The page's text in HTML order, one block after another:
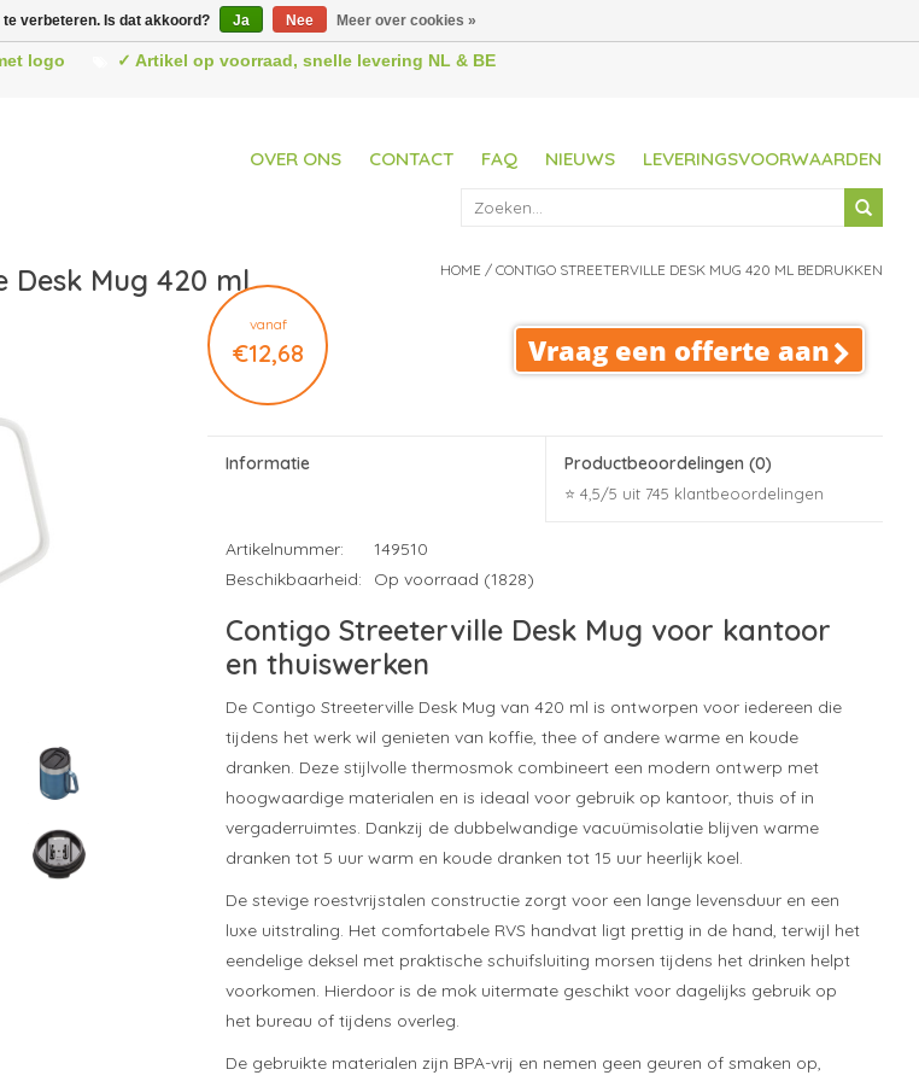
logo
✓ Artikel op voorraad, snelle levering NL & BE
OVER ONS CONTACT FAQ NIEUWS LEVERINGSVOORWAARDEN
Desk Mug 420 ml HOME / CONTIGO STREETERVILLE DESK MUG 420 ML BEDRUKKEN
vanaf
€12,68 Vraag een offerte aan
Informatie Productbeoordelingen(0)
⭐ 4,5/5 uit 745 klantbeoordelingen
Artikelnummer:
149510
Beschikbaarheid:
Op voorraad (1828)
Contigo Streeterville Desk Mug voor kantoor
en thuiswerken
De Contigo Streeterville Desk Mug van 420 ml is ontworpen voor iedereen die
tijdens het werk wil genieten van koffie, thee of andere warme en koude
dranken. Deze stijlvolle thermosmok combineert een modern ontwerp met
hoogwaardige materialen en is ideaal voor gebruik op kantoor, thuis of in
vergaderruimtes. Dankzij de dubbelwandige vacuümisolatie blijven warme
dranken tot 5 uur warm en koude dranken tot 15 uur heerlijk koel.
De stevige roestvrijstalen constructie zorgt voor een lange levensduur en een
luxe uitstraling. Het comfortabele RVS handvat ligt prettig in de hand, terwijl het
eendelige deksel met praktische schuifsluiting morsen tijdens het drinken helpt
voorkomen. Hierdoor is de mok uitermate geschikt voor dagelijks gebruik op
het bureau of tijdens overleg.
De gebruikte materialen zijn BPA-vrij en nemen geen geuren of smaken op,
verbeteren. Is dat akkoord? Ja Nee Meer over cookies »